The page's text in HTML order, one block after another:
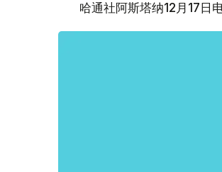
哈通社阿斯塔纳12月17日